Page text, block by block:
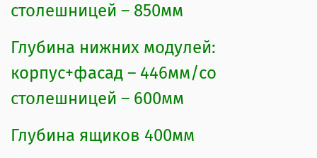
столешницей – 850мм
Глубина нижних модулей:
корпус+фасад – 446мм/со
столешницей – 600мм
Глубина ящиков 400мм